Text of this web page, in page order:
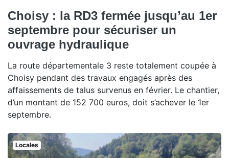
Choisy : la RD3 fermée jusqu’au 1er
septembre pour sécuriser un
ouvrage hydraulique
La route départementale 3 reste totalement coupée à
Choisy pendant des travaux engagés après des
affaissements de talus survenus en février. Le chantier,
d’un montant de 152 700 euros, doit s’achever le 1er
septembre.
Locales